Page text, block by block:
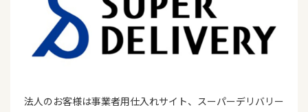
法人のお客様は事業者用仕入れサイト、スーパーデリバリー